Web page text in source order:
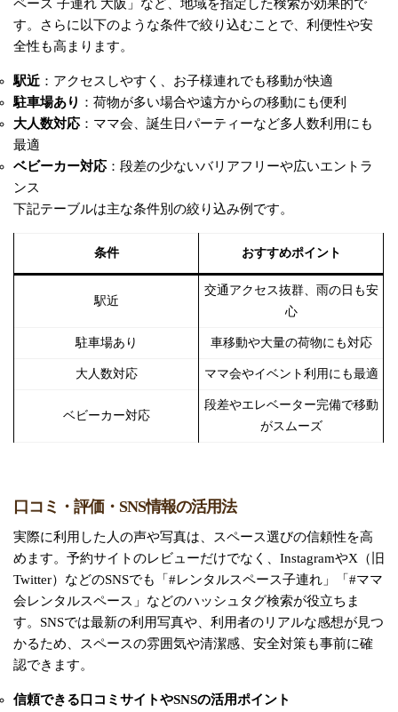
ペース 子連れ 大阪」など、地域を指定した検索が効果的で
す。さらに以下のような条件で絞り込むことで、利便性や安
全性も高まります。
駅近 ：アクセスしやすく、お子様連れでも移動が快適
駐車場あり ：荷物が多い場合や遠方からの移動にも便利
大人数対応：ママ会、誕生日パーティーなど多人数利用にも
最適
ベビーカー対応：段差の少ないバリアフリーや広いエントラ
ンス
下記テーブルは主な条件別の絞り込み例です。
条件 おすすめポイント
駅近
交通アクセス抜群、雨の日も安
心
駐車場あり 車移動や大量の荷物にも対応
大人数対応 ママ会やイベント利用にも最適
ベビーカー対応
段差やエレベーター完備で移動
がスムーズ
口コミ・評価・SNS情報の活用法
実際に利用した人の声や写真は、スペース選びの信頼性を高
めます。予約サイトのレビューだけでなく、InstagramやX（旧
Twitter）などのSNSでも「#レンタルスペース子連れ」「#ママ
会レンタルスペース」などのハッシュタグ検索が役立ちま
す。SNSでは最新の利用写真や、利用者のリアルな感想が見つ
かるため、スペースの雰囲気や清潔感、安全対策も事前に確
認できます。
信頼できる口コミサイトやSNSの活用ポイント